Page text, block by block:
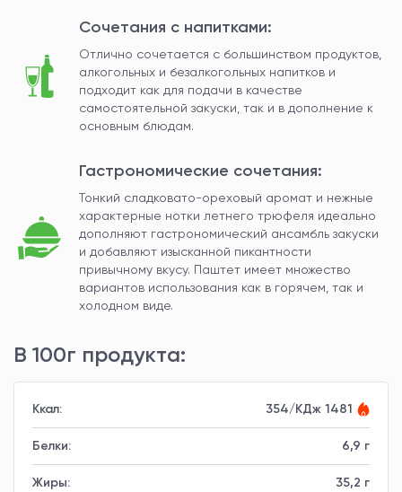
Сочетания с напитками:
Отлично сочетается с большинством продуктов,
алкогольных и безалкогольных напитков и
подходит как для подачи в качестве
самостоятельной закуски, так и в дополнение к
основным блюдам.
Гастрономические сочетания:
Тонкий сладковато-ореховый аромат и нежные
характерные нотки летнего трюфеля идеально
дополняют гастрономический ансамбль закуски
и добавляют изысканной пикантности
привычному вкусу. Паштет имеет множество
вариантов использования как в горячем, так и
холодном виде.
В 100г продукта:
Ккал: 354/КДж 1481
Белки: 6,9 г
Жиры: 35,2 г